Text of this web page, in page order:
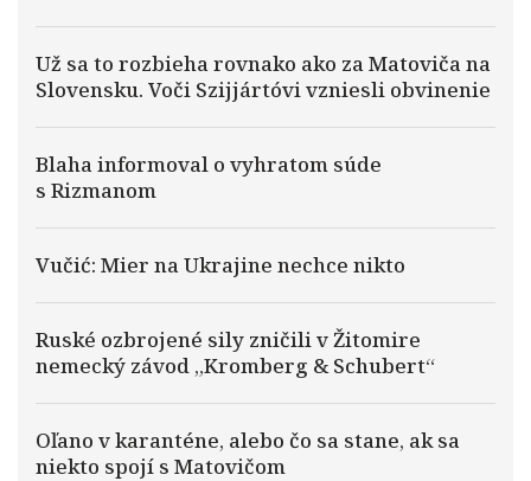
Už sa to rozbieha rovnako ako za Matoviča na
Slovensku. Voči Szijjártóvi vzniesli obvinenie
Blaha informoval o vyhratom súde
s Rizmanom
Vučić: Mier na Ukrajine nechce nikto
Ruské ozbrojené sily zničili v Žitomire
nemecký závod „Kromberg & Schubert“
Oľano v karanténe, alebo čo sa stane, ak sa
niekto spojí s Matovičom